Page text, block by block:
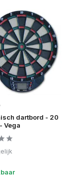
dartbord - 20
Vega